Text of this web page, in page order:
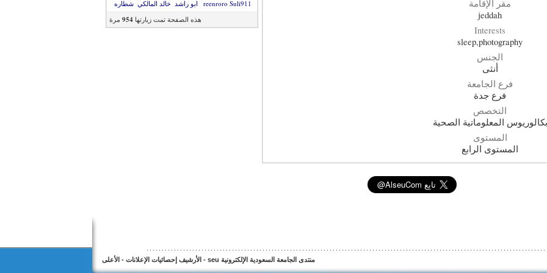
مقر الإقامة
jeddah
Interests
sleep,photography
الجنس
أنثى
فرع الجامعة
فرع جدة
التخصص
بكالوريوس المعلوماتية الصحية
المستوى
المستوى الرابع
reenroro Suli911 ابو راشد خالد المالكي شطاره
هذه الصفحة تمت زيارتها954 مرة
منتدى الجامعة السعودية الإلكترونية seu - الأرشيف إحصائيات الإعلانات - الأعلى